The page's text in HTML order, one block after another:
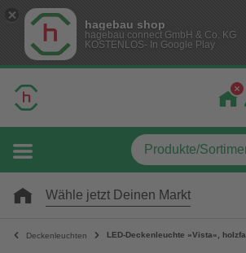
hagebau shop
hagebau connect GmbH & Co. KG
KOSTENLOS- In Google Play
Wähle jetzt Deinen Markt
Deckenleuchten LED-Deckenleuchte »Vista«,